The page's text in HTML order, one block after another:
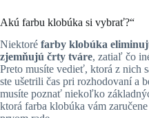
Akú farbu klobúka si vybrať?“
Niektoré farby klobúka
zjemňujú črty tváre, zatiaľ čo
Preto musíte vedieť, ktorá z nich
ste ušetrili čas pri rozhodovaní a
musíte poznať niekoľko
ktorá farba klobúka vám